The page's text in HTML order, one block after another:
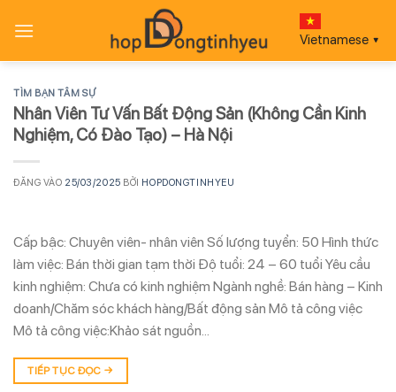
qua
Vietnamese ▼
TÌM BẠN TÂM SỰ
Nhân Viên Tư Vấn Bất Động Sản (Không Cần Kinh
Nghiệm, Có Đào Tạo) – Hà Nội
ĐĂNG VÀO 25/03/2025 BỞI HOPDONGTINHYEU
Cấp bậc: Chuyên viên- nhân viên Số lượng tuyển: 50 Hình thức
làm việc: Bán thời gian tạm thời Độ tuổi: 24 – 60 tuổi Yêu cầu
kinh nghiệm: Chưa có kinh nghiệm Ngành nghề: Bán hàng – Kinh
doanh/Chăm sóc khách hàng/Bất động sản Mô tả công việc
Mô tả công việc:Khảo sát nguồn…
TIẾP TỤC ĐỌC →